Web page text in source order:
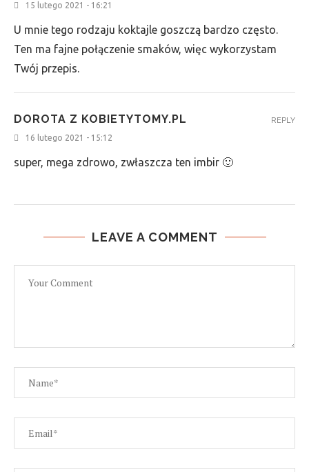
15 lutego 2021 - 16:21
U mnie tego rodzaju koktajle goszczą bardzo często.
Ten ma fajne połączenie smaków, więc wykorzystam
Twój przepis.
DOROTA Z KOBIETYTOMY.PL
16 lutego 2021 - 15:12
super, mega zdrowo, zwłaszcza ten imbir 🙂
REPLY
LEAVE A COMMENT